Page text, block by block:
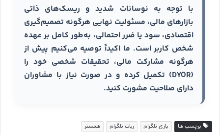
با توجه به نوسانات شدید و ریسک‌های ذاتی
بازارهای مالی، مسئولیت نهایی هرگونه تصمیم‌گیری
اقتصادی، سود یا ضرر احتمالی، به‌طور کامل بر عهده
شخص کاربر است. ما اکیداً توصیه می‌کنیم پیش از
هرگونه مشارکت مالی، تحقیقات شخصی خود را
(DYOR) تکمیل کرده و در صورت نیاز با مشاوران
دارای صلاحیت مشورت کنید.
برچسب ها بازی تلگرام ربات تلگرام همستر